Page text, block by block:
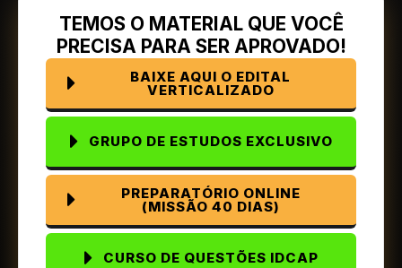
TEMOS O MATERIAL QUE VOCÊ
PRECISA PARA SER APROVADO!
BAIXE AQUI O EDITAL
VERTICALIZADO
GRUPO DE ESTUDOS EXCLUSIVO
PREPARATÓRIO ONLINE
(MISSÃO 40 DIAS)
CURSO DE QUESTÕES IDCAP